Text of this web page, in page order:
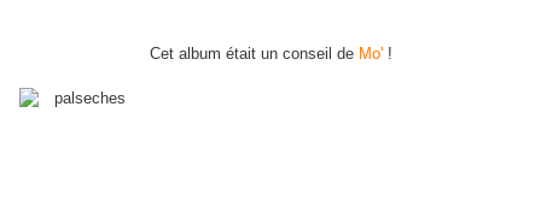
Cet album était un conseil de Mo'!